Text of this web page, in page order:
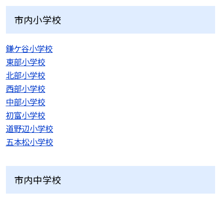
市内小学校
鎌ケ谷小学校
東部小学校
北部小学校
西部小学校
中部小学校
初富小学校
道野辺小学校
五本松小学校
市内中学校